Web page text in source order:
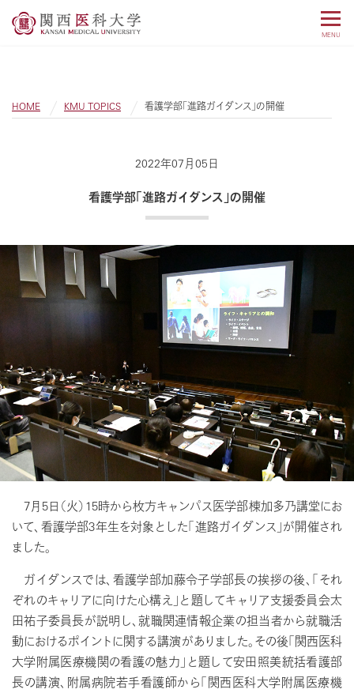
MENU
HOME KMU TOPICS 看護学部「進路ガイダンス」の開催
2022年07月05日
看護学部「進路ガイダンス」の開催
7月5日（火）15時から枚方キャンパス医学部棟加多乃講堂にお
いて、看護学部3年生を対象とした「進路ガイダンス」が開催され
ました。
ガイダンスでは、看護学部加藤令子学部長の挨拶の後、「それ
ぞれのキャリアに向けた心構え」と題してキャリア支援委員会太
田祐子委員長が説明し、就職関連情報企業の担当者から就職活
動におけるポイントに関する講演がありました。その後「関西医科
大学附属医療機関の看護の魅力」と題して安田照美統括看護部
長の講演、附属病院若手看護師から「関西医科大学附属医療機